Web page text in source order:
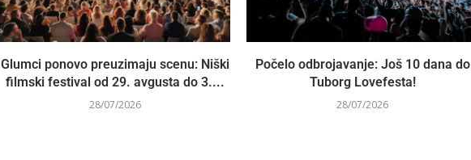
Glumci ponovo preuzimaju scenu: Niški
filmski festival od 29. avgusta do 3....
28/07/2026
Počelo odbrojavanje: Još 10 dana do
Tuborg Lovefesta!
28/07/2026